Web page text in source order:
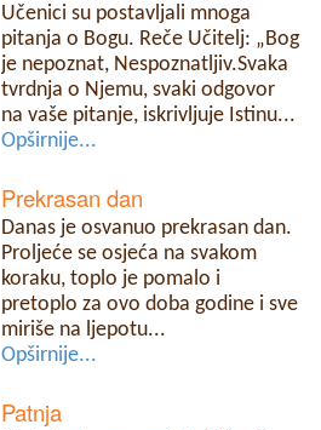
Učenici su postavljali mnoga
pitanja o Bogu. Reče Učitelj: „Bog
je nepoznat, Nespoznatljiv.Svaka
tvrdnja o Njemu, svaki odgovor
na vaše pitanje, iskrivljuje Istinu...
Opširnije...
Prekrasan dan
Danas je osvanuo prekrasan dan.
Proljeće se osjeća na svakom
koraku, toplo je pomalo i
pretoplo za ovo doba godine i sve
miriše na ljepotu...
Opširnije...
Patnja